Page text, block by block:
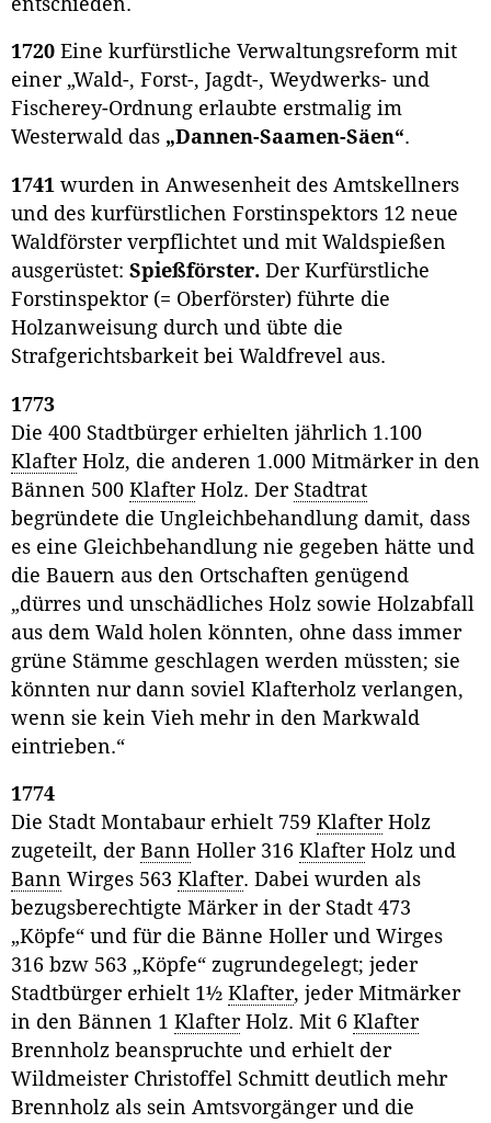
1720 Eine kurfürstliche Verwaltungsreform mit
einer „Wald-, Forst-, Jagdt-, Weydwerks- und
Fischerey-Ordnung erlaubte erstmalig im
Westerwald das „Dannen-Saamen-Säen“.
1741 wurden in Anwesenheit des Amtskellners
und des kurfürstlichen Forstinspektors 12 neue
Waldförster verpflichtet und mit Waldspießen
ausgerüstet: Spießförster. Der Kurfürstliche
Forstinspektor (= Oberförster) führte die
Holzanweisung durch und übte die
Strafgerichtsbarkeit bei Waldfrevel aus.
1773
Die 400 Stadtbürger erhielten jährlich 1.100
KlafterHolz, die anderen 1.000 Mitmärker in den
Bännen 500 KlafterHolz. Der Stadtrat
begründete die Ungleichbehandlung damit, dass
es eine Gleichbehandlung nie gegeben hätte und
die Bauern aus den Ortschaften genügend
„dürres und unschädliches Holz sowie Holzabfall
aus dem Wald holen könnten, ohne dass immer
grüne Stämme geschlagen werden müssten; sie
könnten nur dann soviel Klafterholz verlangen,
wenn sie kein Vieh mehr in den Markwald
eintrieben.“
1774
Die Stadt Montabaur erhielt 759 KlafterHolz
zugeteilt, der Bann Holler 316 KlafterHolz und
Bann Wirges 563 Klafter. Dabei wurden als
bezugsberechtigte Märker in der Stadt 473
„Köpfe“ und für die Bänne Holler und Wirges
316 bzw 563 „Köpfe“ zugrundegelegt; jeder
Stadtbürger erhielt 1½ Klafter, jeder Mitmärker
in den Bännen 1 KlafterHolz. Mit 6 Klafter
Brennholz beanspruchte und erhielt der
Wildmeister Christoffel Schmitt deutlich mehr
Brennholz als sein Amtsvorgänger und die